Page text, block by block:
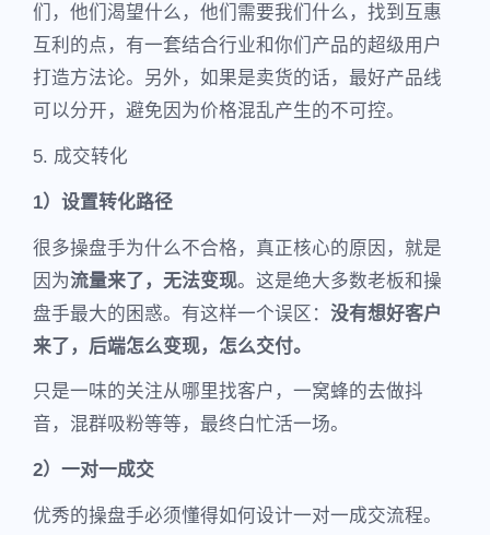
们，他们渴望什么，他们需要我们什么，找到互惠
互利的点，有一套结合行业和你们产品的超级用户
打造方法论。另外，如果是卖货的话，最好产品线
可以分开，避免因为价格混乱产生的不可控。
5. 成交转化
1）设置转化路径
很多操盘手为什么不合格，真正核心的原因，就是
因为流量来了，无法变现。这是绝大多数老板和操
盘手最大的困惑。有这样一个误区： 没有想好客户
来了，后端怎么变现，怎么交付。
只是一味的关注从哪里找客户，一窝蜂的去做抖
音，混群吸粉等等，最终白忙活一场。
2）一对一成交
优秀的操盘手必须懂得如何设计一对一成交流程。